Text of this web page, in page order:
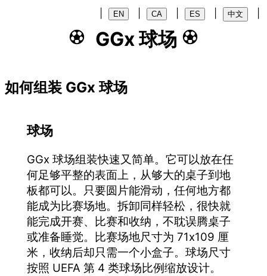
EN CA ES 中文
GGx 球场
如何组装 GGx 球场
球场
GGx 球场组装快速又简单。它可以放在任
何足够平整的表面上，从够大的桌子到地
板都可以。只要圆片能滑动，任何地方都
能成为比赛场地。拆卸同样轻松，很快就
能完成开赛、比赛和收纳，不耽误腾桌子
或准备睡觉。比赛场地尺寸为 71x109 厘
米，收纳后却只需一个小盒子。球场尺寸
按照 UEFA 第 4 类球场比例缩放设计。